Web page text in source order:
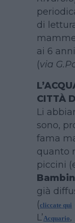
di
ai 6
(via
CITTÀ
Li
sono,
fama
quanto
piccini
già
(cliccate qui
L’Acquario,